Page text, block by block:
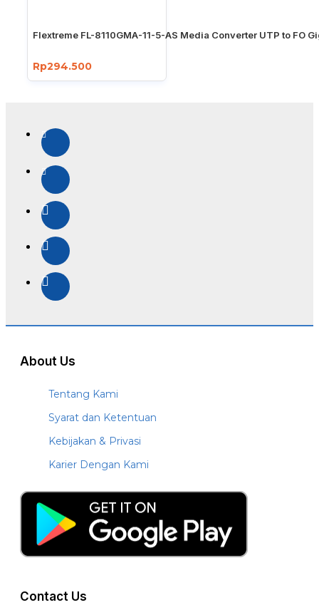
Flextreme FL-8110GMA-11-5-AS Media Converter UTP to FO
Rp294.500
About Us
Tentang Kami
Syarat dan Ketentuan
Kebijakan & Privasi
Karier Dengan Kami
Contact Us